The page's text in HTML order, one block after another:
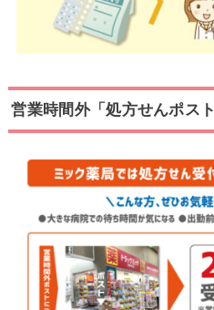
営業時間外「処方せんポスト